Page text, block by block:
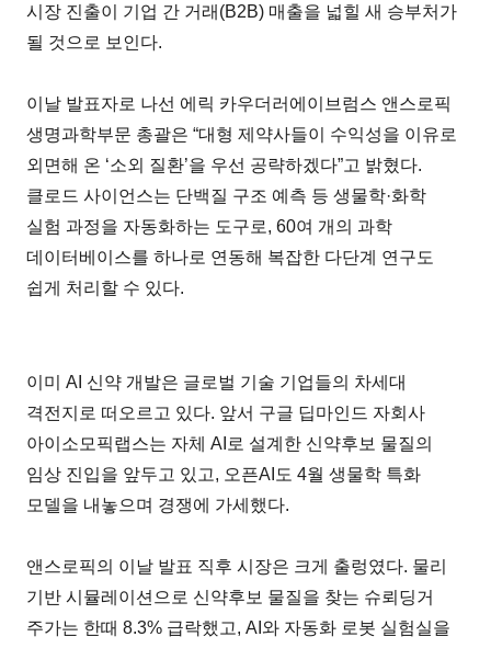
시장 진출이 기업 간 거래(B2B) 매출을 넓힐 새 승부처가
될 것으로 보인다.
이날 발표자로 나선 에릭 카우더러에이브럼스 앤스로픽
생명과학부문 총괄은 “대형 제약사들이 수익성을 이유로
외면해 온 ‘소외 질환’을 우선 공략하겠다”고 밝혔다.
클로드 사이언스는 단백질 구조 예측 등 생물학·화학
실험 과정을 자동화하는 도구로, 60여 개의 과학
데이터베이스를 하나로 연동해 복잡한 다단계 연구도
쉽게 처리할 수 있다.
이미 AI 신약 개발은 글로벌 기술 기업들의 차세대
격전지로 떠오르고 있다. 앞서 구글 딥마인드 자회사
아이소모픽랩스는 자체 AI로 설계한 신약후보 물질의
임상 진입을 앞두고 있고, 오픈AI도 4월 생물학 특화
모델을 내놓으며 경쟁에 가세했다.
앤스로픽의 이날 발표 직후 시장은 크게 출렁였다. 물리
기반 시뮬레이션으로 신약후보 물질을 찾는 슈뢰딩거
주가는 한때 8.3% 급락했고, AI와 자동화 로봇 실험실을